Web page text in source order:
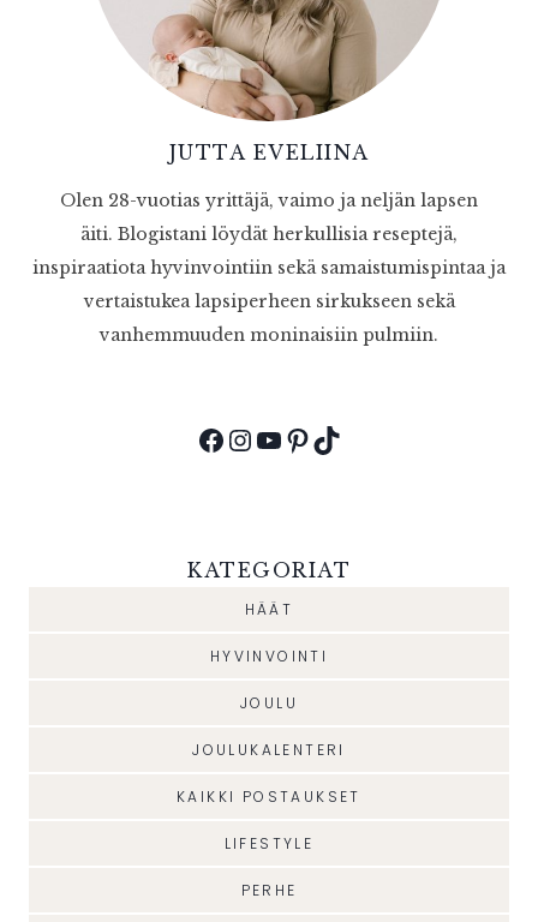
JUTTA EVELIINA
Olen 28-vuotias yrittäjä, vaimo ja neljän lapsen
äiti. Blogistani löydät herkullisia reseptejä,
inspiraatiota hyvinvointiin sekä samaistumispintaa ja
vertaistukea lapsiperheen sirkukseen sekä
vanhemmuuden moninaisiin pulmiin.
Facebook
Instagram
YouTube
Pinterest
TikTok
KATEGORIAT
HÄÄT
HYVINVOINTI
JOULU
JOULUKALENTERI
KAIKKI POSTAUKSET
LIFESTYLE
PERHE